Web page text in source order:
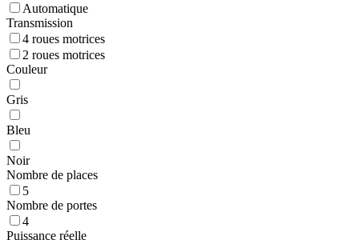
Automatique
Transmission
4 roues motrices
2 roues motrices
Couleur
Gris
Bleu
Noir
Nombre de places
5
Nombre de portes
4
Puissance réelle